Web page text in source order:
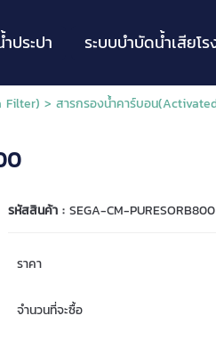
ประปา ระบบบำบัดน้ำเสียโร
Filter) > สารกรองน้ำคาร์บอน
รหัสสินค้า : SEGA-CM-PURESORB800
ราคา
จำนวนที่จะซื้อ